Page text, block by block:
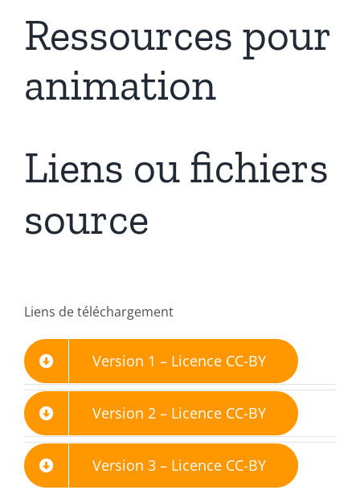
Ressources pour
animation
Liens ou fichiers
source
Liens de téléchargement
Version 1 – Licence CC-BY
Version 2 – Licence CC-BY
Version 3 – Licence CC-BY